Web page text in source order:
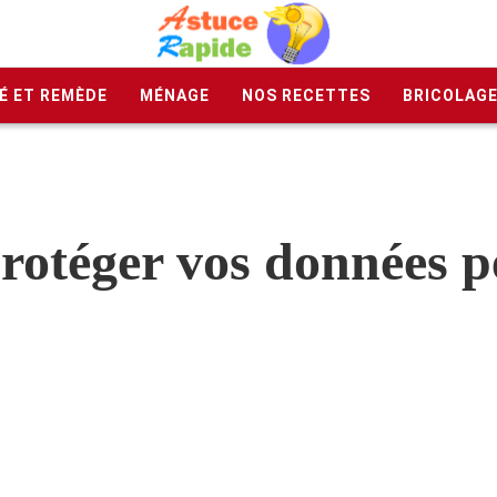
ET REMÈDE MÉNAGE NOS RECETTES BRICOLAGE
vos données